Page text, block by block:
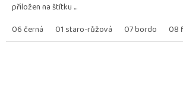
přiložen na štítku ...
06 černá
01 staro-růžová 07 bordo 08